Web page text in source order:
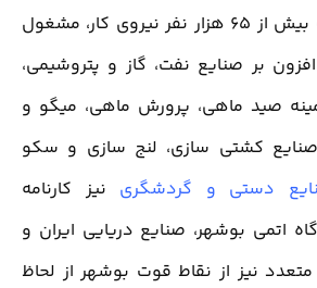
باشد. در این منطقه بیش از 65 هزار نفر نیروی کار، مشغول
بر صنایع نفت، گاز و پتروشیمی،
صید ماهی، پرورش ماهی، میگو و
صنایع کشتی سازی، لنج سازی و سکو
دستی و گردشگری نیز کارنامه
اتمی بوشهر، صنایع دریایی ایران و
نیز از نقاط قوت بوشهر از لحاظ